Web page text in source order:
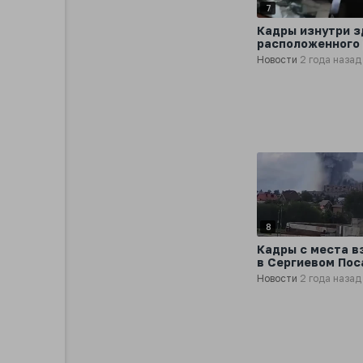
7
Кадры изнутри
расположенного
с местом взрыва
Сергиевом
Новости 2 года назад
8
Кадры с места
в Сергиевом
Новости 2 года назад